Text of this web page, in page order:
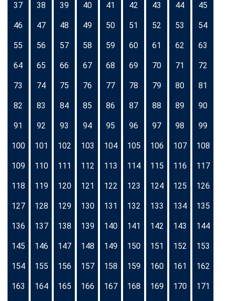
37 38 39 40 41 42 43 44 45
46 47 48 49 50 51 52 53 54
55 56 57 58 59 60 61 62 63
64 65 66 67 68 69 70 71 72
73 74 75 76 77 78 79 80 81
82 83 84 85 86 87 88 89 90
91 92 93 94 95 96 97 98 99
100 101 102 103 104 105 106 107 108
109 110 111 112 113 114 115 116 117
118 119 120 121 122 123 124 125 126
127 128 129 130 131 132 133 134 135
136 137 138 139 140 141 142 143 144
145 146 147 148 149 150 151 152 153
154 155 156 157 158 159 160 161 162
163 164 165 166 167 168 169 170 171